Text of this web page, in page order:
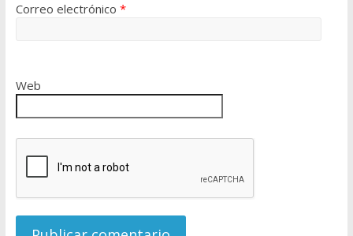
Correo electrónico *
Web